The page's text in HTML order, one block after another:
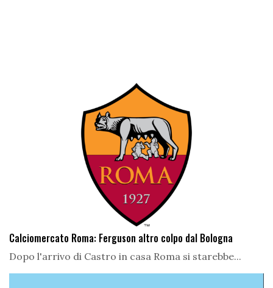
Calciomercato Roma: Ferguson altro colpo dal Bologna
Dopo l'arrivo di Castro in casa Roma si starebbe...